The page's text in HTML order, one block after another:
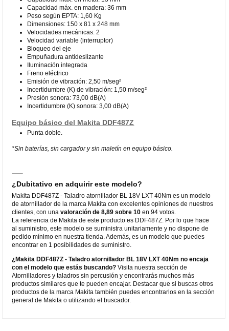
Capacidad máx. en madera: 36 mm
Peso según EPTA: 1,60 Kg
Dimensiones: 150 x 81 x 248 mm
Velocidades mecánicas: 2
Velocidad variable (interruptor)
Bloqueo del eje
Empuñadura antideslizante
Iluminación integrada
Freno eléctrico
Emisión de vibración: 2,50 m/seg²
Incertidumbre (K) de vibración: 1,50 m/seg²
Presión sonora: 73,00 dB(A)
Incertidumbre (K) sonora: 3,00 dB(A)
Equipo básico del Makita DDF487Z
Punta doble.
*Sin baterías, sin cargador y sin maletín en equipo básico.
¿Dubitativo en adquirir este modelo?
Makita DDF487Z - Taladro atornillador BL 18V LXT 40Nm es un modelo
de atornillador de la marca Makita con excelentes opiniones de nuestros
clientes, con unavaloración de 8,89 sobre 10 en 94 votos.
La referencia de Makita de este producto es DDF487Z. Por lo que hace
al suministro, este modelo se suministra unitariamente y no dispone de
pedido mínimo en nuestra tienda. Además, es un modelo que puedes
encontrar en 1 posibilidades de suministro.
¿Makita DDF487Z - Taladro atornillador BL 18V LXT 40Nm no encaja
con el modelo que estás buscando? Visita nuestra sección de
Atornilladores y taladros sin percusión y encontrarás muchos más
productos similares que te pueden encajar. Destacar que si buscas otros
productos de la marca Makita también puedes encontrarlos en la sección
general de Makita o utilizando el buscador.